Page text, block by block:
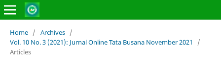
Home / Archives /
Vol. 10 No. 3 (2021): Jurnal Online Tata Busana November 2021
/
Articles